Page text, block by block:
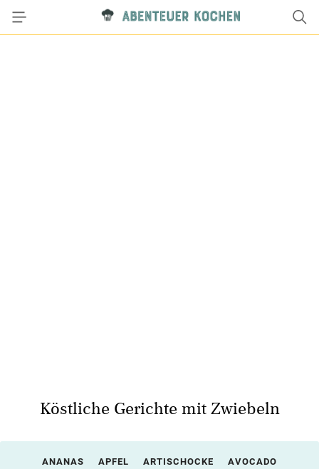
Köstliche Gerichte mit Zwiebeln
ANANAS APFEL ARTISCHOCKE AVOCADO